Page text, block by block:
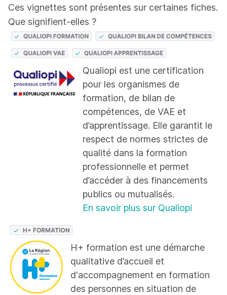
Ces vignettes sont présentes sur certaines fiches.
Que signifient-elles ?
Qualiopi est une certification
pour les organismes de
formation, de bilan de
compétences, de VAE et
d’apprentissage. Elle garantit le
respect de normes strictes de
qualité dans la formation
professionnelle et permet
d’accéder à des financements
publics ou mutualisés.
En savoir plus sur Qualiopi
H+ formation est une démarche
qualitative d’accueil et
d'accompagnement en formation
des personnes en situation de